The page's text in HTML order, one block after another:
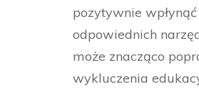
pozytywnie
odpowiednich
może znacząco
wykluczenia